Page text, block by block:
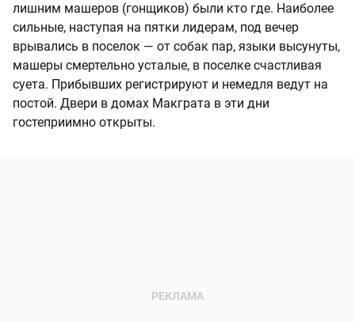
лишним машеров (гонщиков) были кто где. Наиболее
сильные, наступая на пятки лидерам, под вечер
врывались в поселок — от собак пар, языки высунуты,
машеры смертельно усталые, в поселке счастливая
суета. Прибывших регистрируют и немедля ведут на
постой. Двери в домах Макграта в эти дни
гостеприимно открыты.